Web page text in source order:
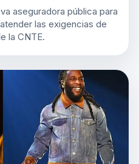
aseguradora pública para
las exigencias de
la CNTE.